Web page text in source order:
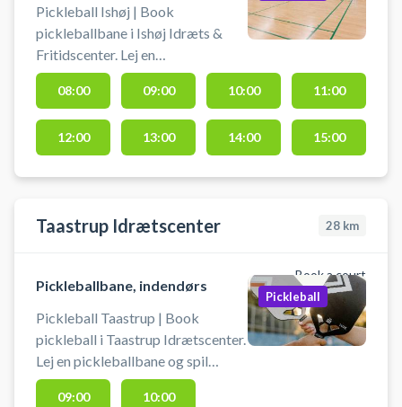
Pickleball Ishøj | Book
pickleballbane i Ishøj Idræts &
Fritidscenter. Lej en
pickleballbane og spil pickleball i
Ishøj på en af banerne i hallerne
ved Ishøj Idræts & Fritidscenter,
hvor du kan parkere gratis ved
bolde.
08:00 09:00 10:00 11:00
12:00 13:00 14:00 15:00
Taastrup Idrætscenter 28 km
Book a court
Pickleballbane, indendørs
Pickleball Taastrup | Book
pickleball i Taastrup Idrætscenter.
Lej en pickleballbane og spil
pickleball i Taastrup. Medbring
Pickleball
09:00 10:00